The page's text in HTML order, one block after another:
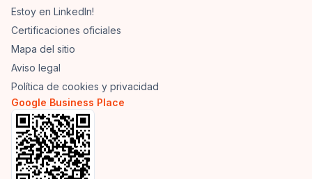
Estoy en LinkedIn!
Certificaciones oficiales
Mapa del sitio
Aviso legal
Política de cookies y privacidad
Google Business Place